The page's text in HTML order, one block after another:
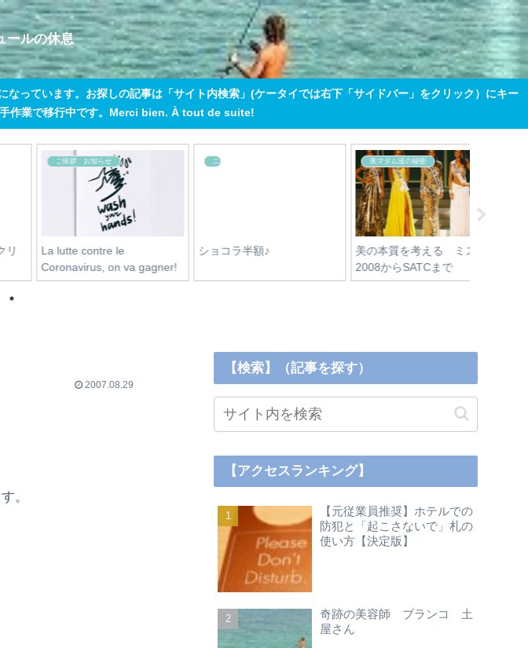
ールの休息
っています。お探しの記事は「サイト内検索」(ケータイでは右下「サイドバー」をクリック）にキー
作業で移行中です。Merci bien. À tout de suite!
美マダム達の秘密
美の本質を考える ミス
2008からSATCまで
フランスコスメ レポート
ORLANE アイメイク落とし
セラム
美的エイジングのヒント
奇跡の美容師 ブランコ
土屋さん
2007.08.29
。
【検索】（記事を探す）
【アクセスランキング】
【元従業員推奨】ホテルでの
防犯と「起こさないで」札の
使い方【決定版】
奇跡の美容師 ブランコ 土
屋さん